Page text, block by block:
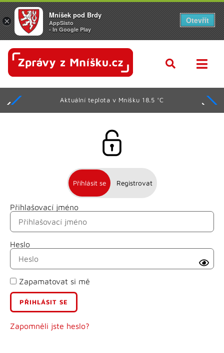
Aktuální teplota v Mníšku 18.5 °C
Přihlásit se Registrovat
Přihlašovací jméno
Heslo
Zapamatovat si mě
Zapomněli jste heslo?
Jméno
Příjmení
E-mail
Uživatelské jméno
×
Mníšek pod Brdy
AppSisto
- In Google Play
Otevřít